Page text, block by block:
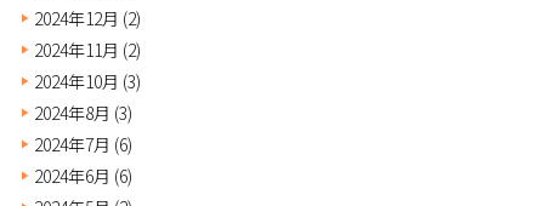
2024年12月 (2)
2024年11月 (2)
2024年10月 (3)
2024年8月 (3)
2024年7月 (6)
2024年6月 (6)